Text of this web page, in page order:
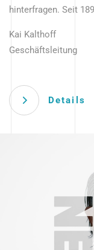
hinterfragen. Seit
Kai Kalthoff
Geschäftsleitung
Details